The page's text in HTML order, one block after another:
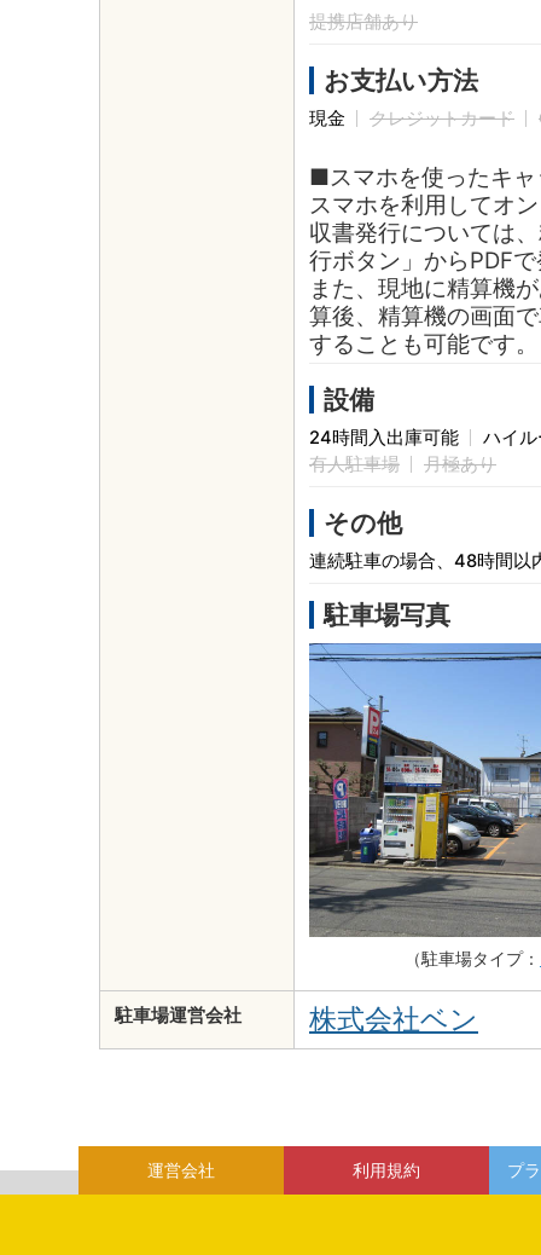
提携店舗あり
お支払い方法
現金 クレジットカード
■スマホを使ったキ
スマホを利用してオ
収書発行については
行ボタン」からPDF
また、現地に精算機
算後、精算機の画面
することも可能です。
設備
24時間入出庫可能
ハイ
有人駐車場
月極あり
その他
連続駐車の場合、48時間以
駐車場写真
（駐車場タイプ：
駐車場運営会社 株式会社ベン
運営会社 利用規約 プ